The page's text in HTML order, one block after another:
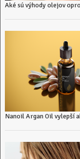
Aké sú výhody olejov
Nanoil Argan Oil vylepší